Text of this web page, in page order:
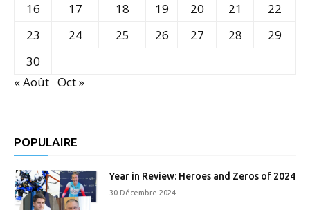
16
17 18 19 20 21
22
23
24 25 26 27 28
29
30
« Août Oct »
POPULAIRE
Year in Review: Heroes and Zeros of 2024
30 Décembre 2024